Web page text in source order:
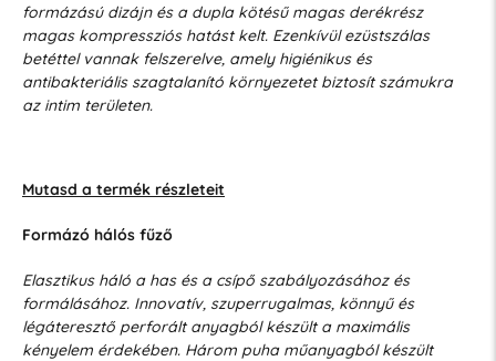
formázású dizájn és a dupla kötésű magas derékrész
magas kompressziós hatást kelt. Ezenkívül ezüstszálas
betéttel vannak felszerelve, amely higiénikus és
antibakteriális szagtalanító környezetet biztosít számukra
az intim területen.
Mutasd a termék részleteit
Formázó hálós fűző
Elasztikus háló a has és a csípő szabályozásához és
formálásához. Innovatív, szuperrugalmas, könnyű és
légáteresztő perforált anyagból készült a maximális
kényelem érdekében. Három puha műanyagból készült